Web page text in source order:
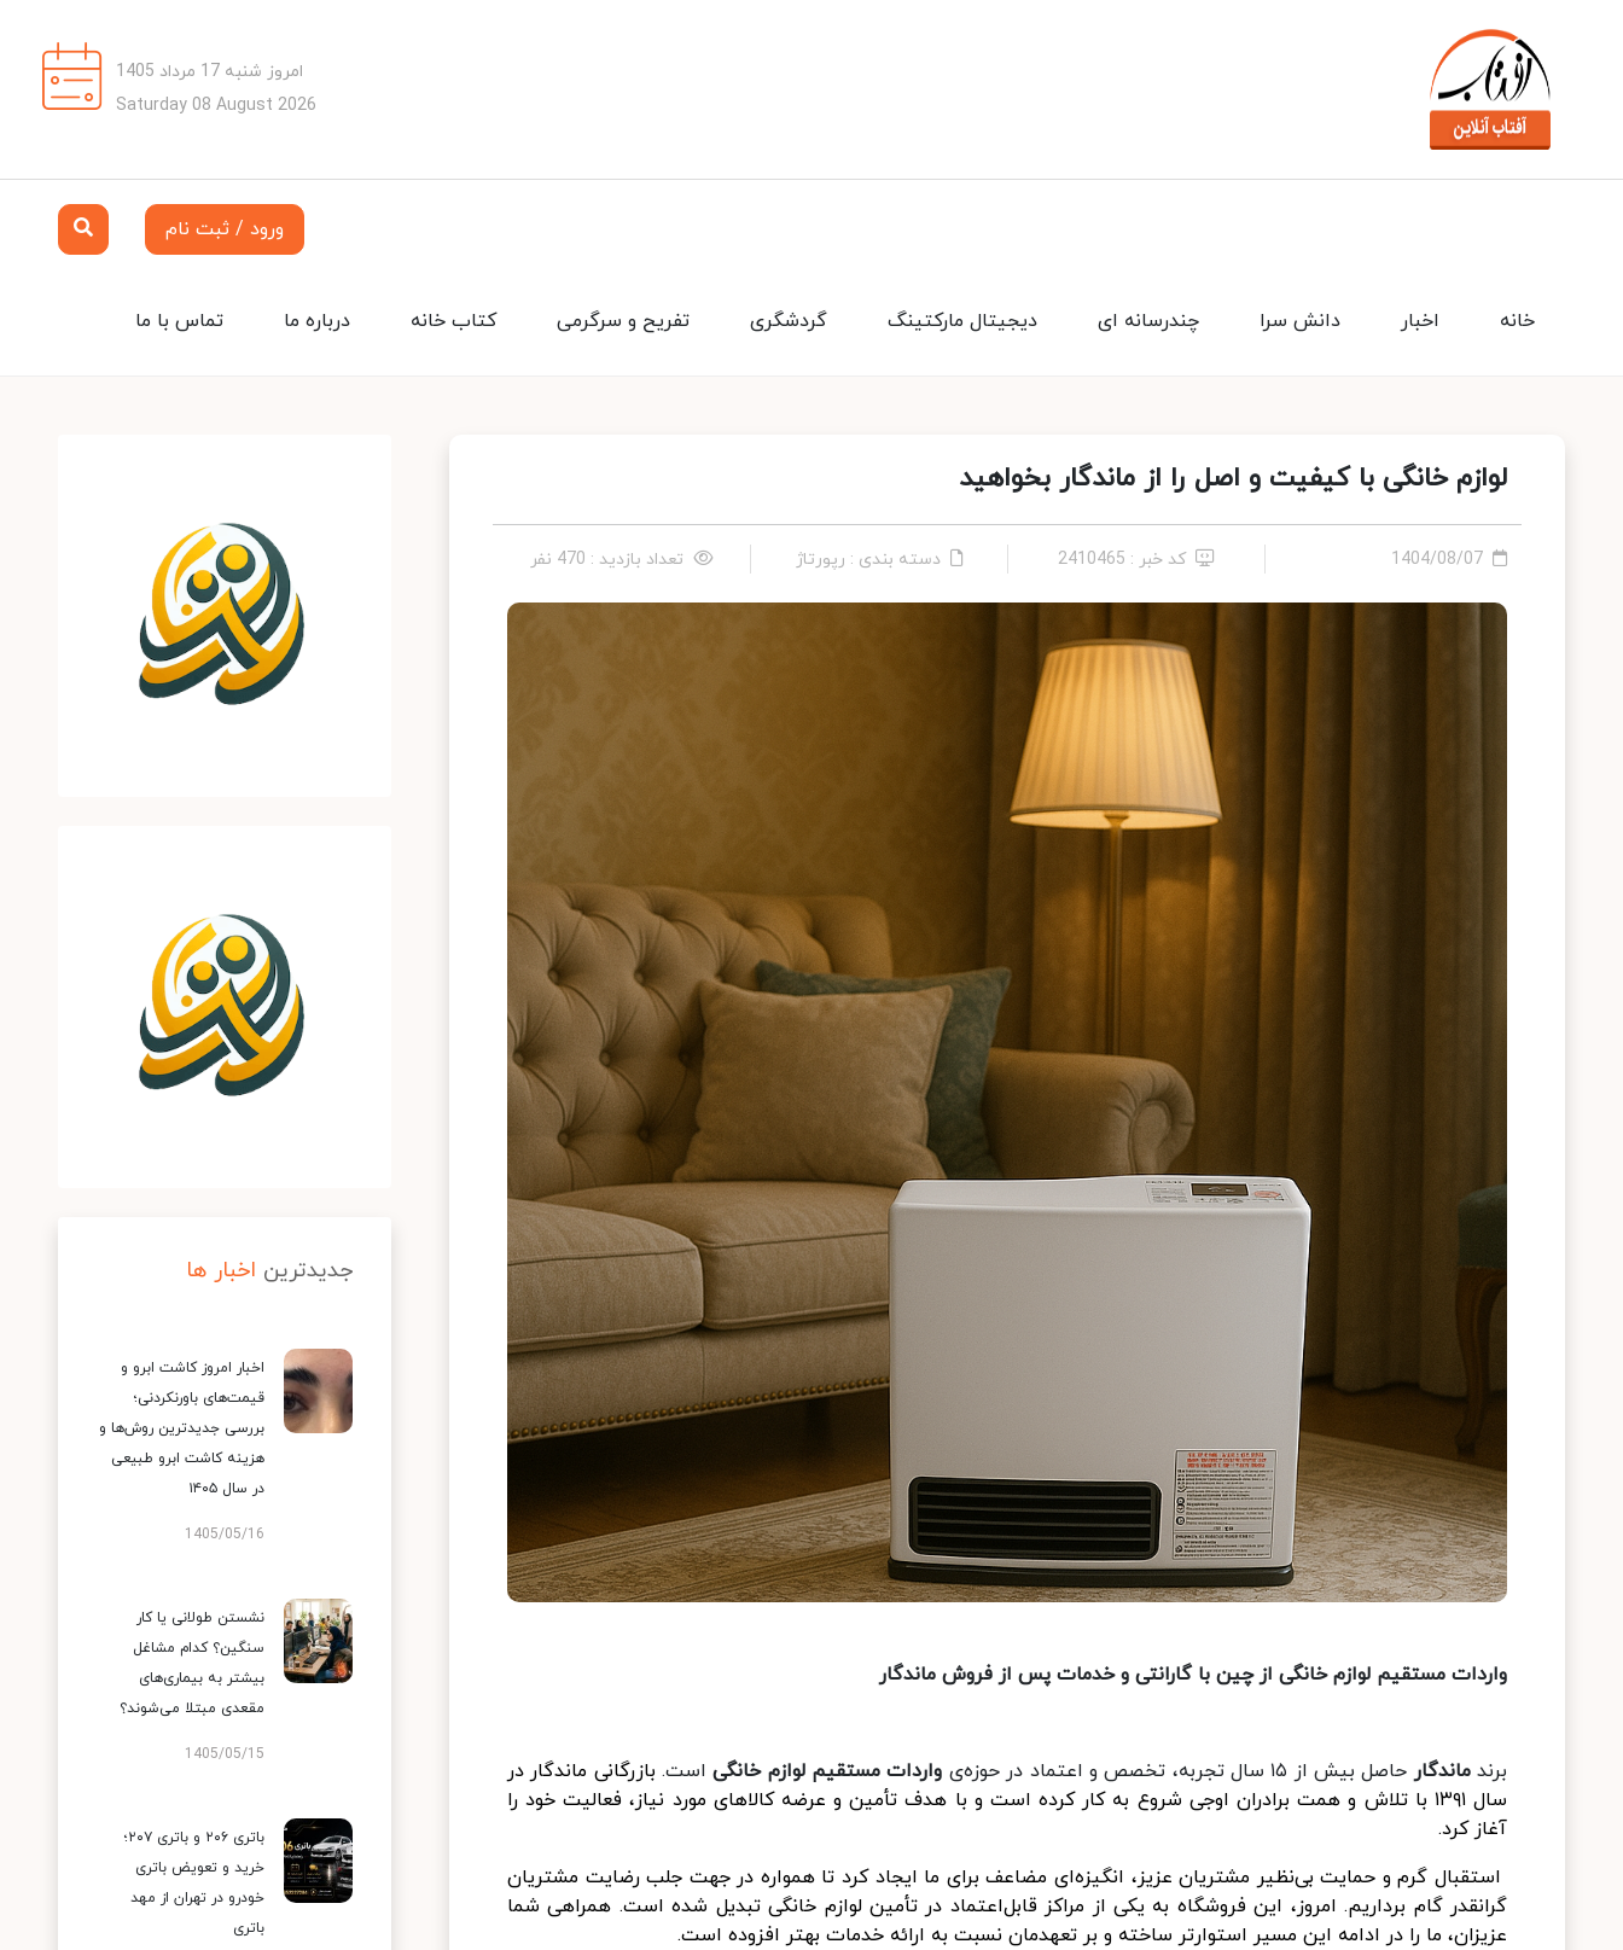
امروز شنبه 17 مرداد 1405
Saturday 08 August 2026
ورود / ثبت نام
تماس با ما درباره ما کتاب خانه تفریح و سرگرمی گردشگری دیجیتال مارکتینگ چندرسانه ای دانش سرا اخبار خانه
لوازم خانگی با کیفیت و اصل را از ماندگار بخواهید
1404/08/07 کد خبر : 2410465 دسته بندی : رپورتاژ تعداد بازدید : 470 نفر
واردات مستقیم لوازم خانگی از چین با گارانتی و خدمات پس از فروش ماندگار
برندماندگار حاصل بیش از ۱۵ سال تجربه، تخصص و اعتماد در حوزه‌ی واردات مستقیم لوازم خانگی است. بازرگانی ماندگار در
سال ۱۳۹۱ با تلاش و همت برادران اوجی شروع به کار کرده است و با هدف تأمین و عرضه کالاهای مورد نیاز، فعالیت خود را
آغاز کرد.
استقبال گرم و حمایت بی‌نظیر مشتریان عزیز، انگیزه‌ای مضاعف برای ما ایجاد کرد تا همواره در جهت جلب رضایت مشتریان
گرانقدر گام برداریم. امروز، این فروشگاه به یکی از مراکز قابل‌اعتماد در تأمین لوازم خانگی تبدیل شده است. همراهی شما
عزیزان، ما را در ادامه این مسیر استوارتر ساخته و بر تعهدمان نسبت به ارائه خدمات بهتر افزوده است.
جدیدترین اخبار ها
اخبار امروز کاشت ابرو و
قیمت‌های باورنکردنی؛
بررسی جدیدترین روش‌ها و
هزینه کاشت ابرو طبیعی
در سال ۱۴۰۵
1405/05/16
نشستن طولانی یا کار
سنگین؟ کدام مشاغل
بیشتر به بیماری‌های
مقعدی مبتلا می‌شوند؟
1405/05/15
باتری ۲۰۶ و باتری ۲۰۷؛
خرید و تعویض باتری
خودرو در تهران از مهد
باتری